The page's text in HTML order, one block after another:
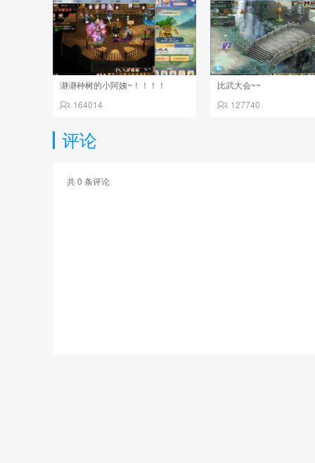
5）混+杂 初始抗性：混+鬼火 3混+1鬼火 剩下的就是7个
瀞瀞种树的小阿姨~！！！！
164014
比武大会~~
127740
评论
共0 条评论